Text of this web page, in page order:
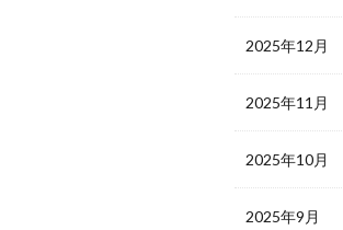
2025年12月
2025年11月
2025年10月
2025年9月